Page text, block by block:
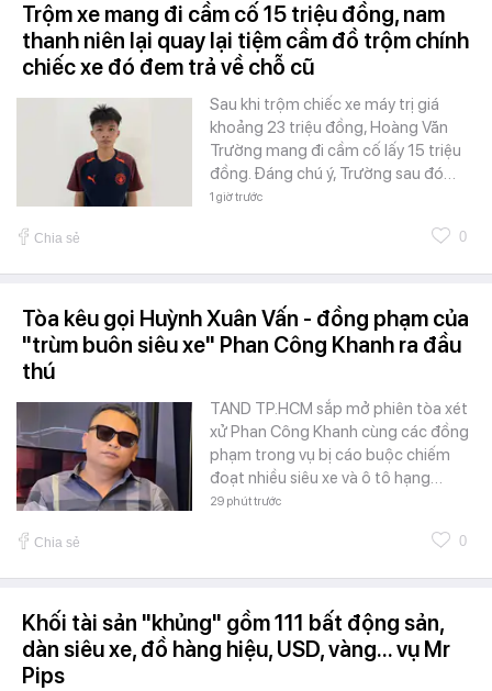
Trộm xe mang đi cầm cố 15 triệu đồng, nam
thanh niên lại quay lại tiệm cầm đồ trộm chính
chiếc xe đó đem trả về chỗ cũ
Sau khi trộm chiếc xe máy trị giá
khoảng 23 triệu đồng, Hoàng Văn
Trường mang đi cầm cố lấy 15 triệu
đồng. Đáng chú ý, Trường sau đó…
1 giờ trước
Chia sẻ 0
Tòa kêu gọi Huỳnh Xuân Vấn - đồng phạm của
"trùm buôn siêu xe" Phan Công Khanh ra đầu
thú
TAND TP.HCM sắp mở phiên tòa xét
xử Phan Công Khanh cùng các đồng
phạm trong vụ bị cáo buộc chiếm
đoạt nhiều siêu xe và ô tô hạng…
29 phút trước
Chia sẻ 0
Khối tài sản "khủng" gồm 111 bất động sản,
dàn siêu xe, đồ hàng hiệu, USD, vàng... vụ Mr
Pips